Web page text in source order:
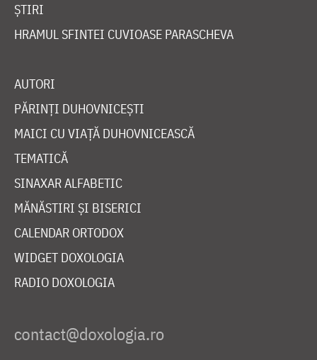
ȘTIRI
HRAMUL SFINTEI CUVIOASE PARASCHEVA
AUTORI
PĂRINȚI DUHOVNICEȘTI
MAICI CU VIAȚĂ DUHOVNICEASCĂ
TEMATICĂ
SINAXAR ALFABETIC
MĂNĂSTIRI ȘI BISERICI
CALENDAR ORTODOX
WIDGET DOXOLOGIA
RADIO DOXOLOGIA